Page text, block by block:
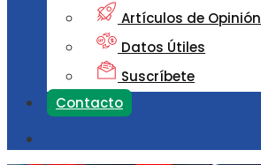
Artículos de Opinión
Datos Útiles
Suscríbete
Contacto